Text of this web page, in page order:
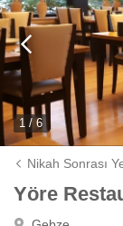
1 / 6
Nikah Sonrası
Yöre